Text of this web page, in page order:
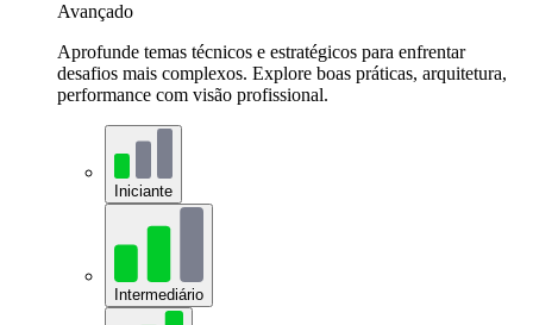
Avançado
Aprofunde temas técnicos e estratégicos para enfrentar
desafios mais complexos. Explore boas práticas, arquitetura,
performance com visão profissional.
Iniciante
Intermediário